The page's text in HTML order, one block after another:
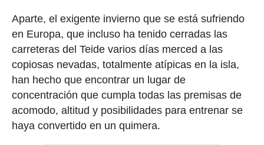
Aparte, el exigente invierno que se está sufriendo
en Europa, que incluso ha tenido cerradas las
carreteras del Teide varios días merced a las
copiosas nevadas, totalmente atípicas en la isla,
han hecho que encontrar un lugar de
concentración que cumpla todas las premisas de
acomodo, altitud y posibilidades para entrenar se
haya convertido en un quimera.